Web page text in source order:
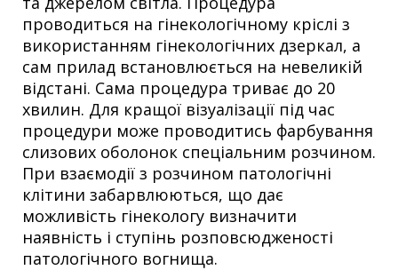
проводиться на гінекологічному кріслі з
використанням гінекологічних дзеркал, а
сам прилад встановлюється на невеликій
відстані. Сама процедура триває до 20
хвилин. Для кращої візуалізації під час
процедури може проводитись фарбування
слизових оболонок спеціальним розчином.
При взаємодії з розчином патологічні
клітини забарвлюються, що дає
можливість гінекологу визначити
наявність і ступінь розповсюдженості
патологічного вогнища.